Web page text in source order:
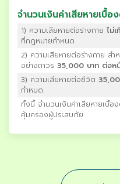
จำนวนเงินค่าเสียหายเบื้อ
1) ความเสียหายต่อร่างกาย ไม่
ที่กฎหมายกำหนด
2) ความเสียหายต่อร่างกาย ส
อย่างถาวร 35,000 บาท ต่อห
3) ความเสียหายต่อชีวิต
กำหนด
ทั้งนี้ จำนวนเงินค่าเสียหายเบื้
คุ้มครองผู้ประสบภัย